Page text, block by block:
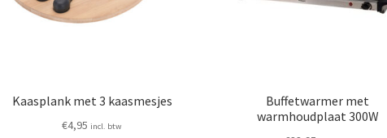
Kaasplank met 3 kaasmesjes
€4,95 incl. btw
Buffetwarmer met
warmhoudplaat 300W